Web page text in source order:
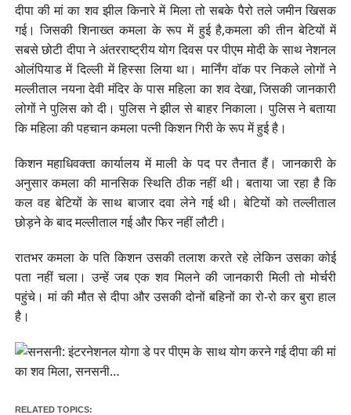
दीपा की मां का शव झील किनारे में मिला तो सबके पैरो तले जमीन खिसक
गई। जिसकी शिनाख्त कमला के रूप में हुई है,कमला की तीन बेटियों में
सबसे छोटी दीपा ने अंतरराष्ट्रीय योग दिवस पर पीएम मोदी के साथ नेशनल
ओलंपियाड में दिल्ली में हिस्सा लिया था। मार्निंग वॉक पर निकले लोगों ने
मल्लीताल नयना देवी मंदिर के पास महिला का शव देखा, जिसकी जानकारी
लोगों ने पुलिस को दी। पुलिस ने झील से बाहर निकाला। पुलिस ने बताया
कि महिला की पहचान कमला पत्नी किशन गिरी के रूप में हुई है।
किशन महाधिवक्ता कार्यालय में माली के पद पर तैनात हैं। जानकारी के
अनुसार कमला की मानसिक स्थिति ठीक नहीं थी। बताया जा रहा है कि
कल वह बेटियों के साथ बाजार दवा लेने गई थी। बेटियों को तल्लीताल
छोड़ने के बाद मल्लीताल गई और फिर नहीं लौटी।
रातभर कमला के पति किशन उसकी तलाश करते रहे लेकिन उसका कोई
पता नहीं चला। उन्हें जब एक शव मिलने की जानकारी मिली तो मोर्चरी
पहुंचे। मां की मौत से दीपा और उसकी दोनों बहिनों का रो-रो कर बुरा हाल
है।
RELATED TOPICS: